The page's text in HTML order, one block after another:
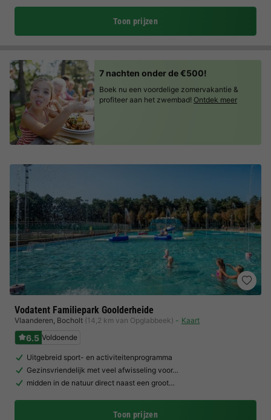
Toon prijzen
Vodatent Familiepark Goolderheide
Vlaanderen, Bocholt (14,2 km van Opglabbeek) Kaart
6.5 Voldoende
Uitgebreid sport- en activiteitenprogramma
Gezinsvriendelijk met veel afwisseling voor…
midden in de natuur direct naast een groot…
Toon prijzen
7 nachten onder de €500!
Boek nu een voordelige zomervakantie &
profiteer aan het zwembad! Ontdek meer